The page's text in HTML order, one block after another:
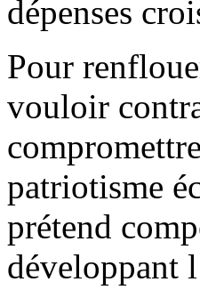
dépenses
Pour
vouloir
patriotisme
prétend
développant